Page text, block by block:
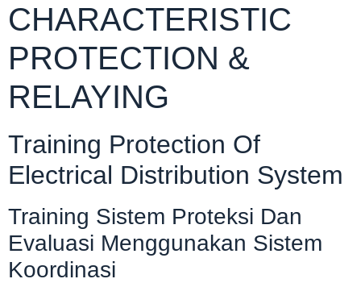
CHARACTERISTIC
PROTECTION &
RELAYING
Training Protection Of
Electrical Distribution System
Training Sistem Proteksi Dan
Evaluasi Menggunakan Sistem
Koordinasi